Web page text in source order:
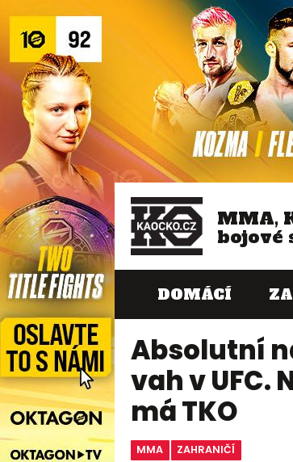
MMA,
bojové
DOMÁCÍ
Absolutní
vah v UFC.
má TKO
MMA ZAHRANIČÍ